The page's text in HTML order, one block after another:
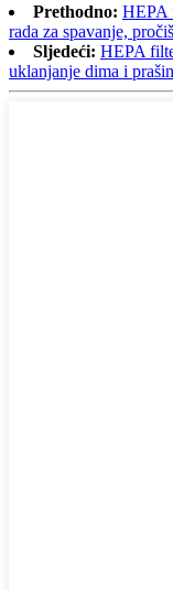
Prethodno: HEPA
rada za spavanje,
Sljedeći: HEPA
uklanjanje dima i